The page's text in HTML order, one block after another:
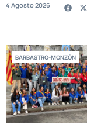
4 Agosto 2026
BARBASTRO-MONZÓN